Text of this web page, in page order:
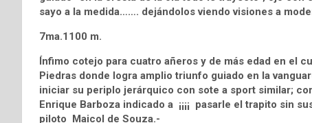
sayo a la medida……. dejándolos viendo visiones a
7ma.1100 m.
Ínfimo cotejo para cuatro añeros y de más edad en el
Piedras donde logra amplio triunfo guiado en la
iniciar su periplo jerárquico con sote a sport similar;
Enrique Barboza indicado a ¡¡¡¡ pasarle el trapito sin
piloto Maicol de Souza.-